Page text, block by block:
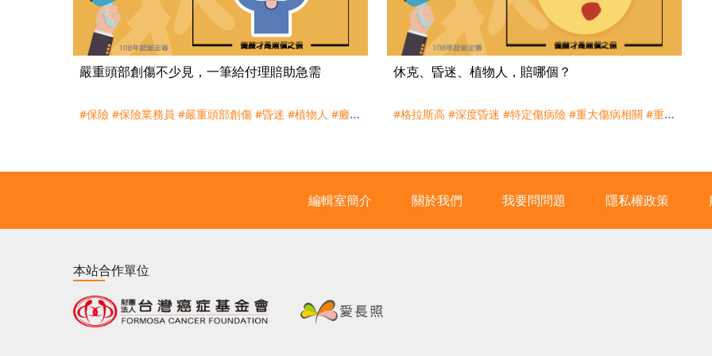
嚴重頭部創傷不少見，一筆給付理賠助急需
#保險 #保險業務員 #嚴重頭部創傷 #昏迷 #植物人 #癱瘓
休克、昏迷、植物人，賠哪個？
#格拉斯高 #深度昏迷 #特定傷病險 #重大傷病相關 #重大
編輯室簡介 關於我們 我要問問題 隱私權政策
本站合作單位